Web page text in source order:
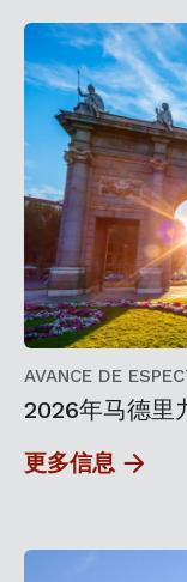
AVANCE DE
2026年马德里
更多信息